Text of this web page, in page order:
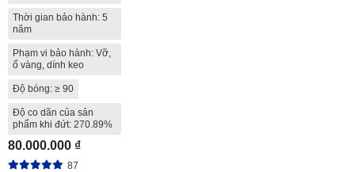
Thời gian bảo hành: 5
năm
Phạm vi bảo hành: Vỡ,
ố vàng, dính keo
Độ bóng: ≥ 90
Độ co dãn của sản
phẩm khi đứt: 270.89%
80.000.000 ₫
87